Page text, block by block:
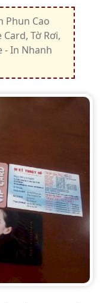
Phun Cao
Tờ Rơi,
- In Nhanh